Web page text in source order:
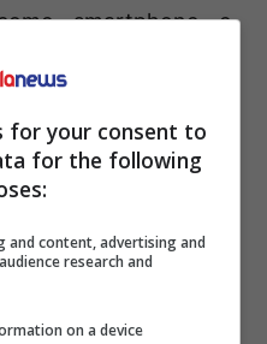
smartphone e
del datore di
e del Regolamento
dei dati personali.
tutelare il patrimonio
di sicurezza
se il dipendente sta
for your consent to
for the following
and content, advertising and
research and
on a device